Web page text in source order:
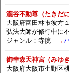
瀧谷不動尊（たきだ
大阪府富田林市彼方
弘法大師が修行中に
ジャンル： 寺院→
御幸森天神宮（みゆ
大阪府大阪市生野区